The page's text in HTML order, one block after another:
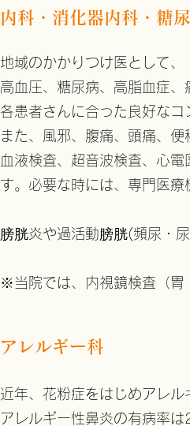
内科・消化器内科・糖
地域のかかりつけ医として、
高血圧、糖尿病、高脂血症、
各患者さんに合った良好なコ
また、風邪、腹痛、頭痛、便
血液検査、超音波検査、心
す。必要な時には、専門医療
膀胱炎や過活動膀胱(頻尿・
※当院では、内視鏡検査（胃
アレルギー科
近年、花粉症をはじめアレル
アレルギー性鼻炎の有病率